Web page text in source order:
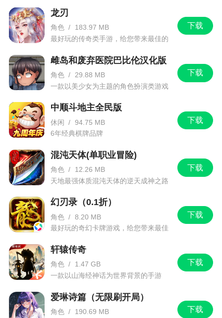
下载
龙刃
角色 /
183.97 MB
最好玩的传奇类手游，给您带来最佳的
下载
雌岛和废弃医院巴比伦汉化版
角色 /
29.88 MB
一款以美少女为主题的角色扮演类游戏
下载
中顺斗地主全民版
休闲 / 94.75 MB
6年经典棋牌品牌
下载
混沌天体(单职业冒险)
角色 /
12.26 MB
天地最强体质混沌天体的逆天成神之路
下载
幻刃录（0.1折）
角色 / 8.20 MB
最好玩的奇幻卡牌游戏，给您带来最佳
下载
轩辕传奇
角色 /
1.47 GB
一款以山海经神话为世界背景的手游
下载
爱琳诗篇（无限刷开局）
角色 / 190.69 MB